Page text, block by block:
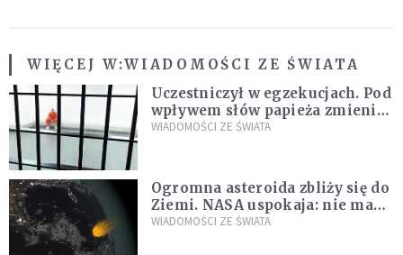
WIĘCEJ W:WIADOMOŚCI ZE ŚWIATA
Uczestniczył w egzekucjach. Pod
wpływem słów papieża zmienił
zdanie
WIADOMOŚCI ZE ŚWIATA
Ogromna asteroida zbliży się do
Ziemi. NASA uspokaja: nie ma
zagrożenia
WIADOMOŚCI ZE ŚWIATA